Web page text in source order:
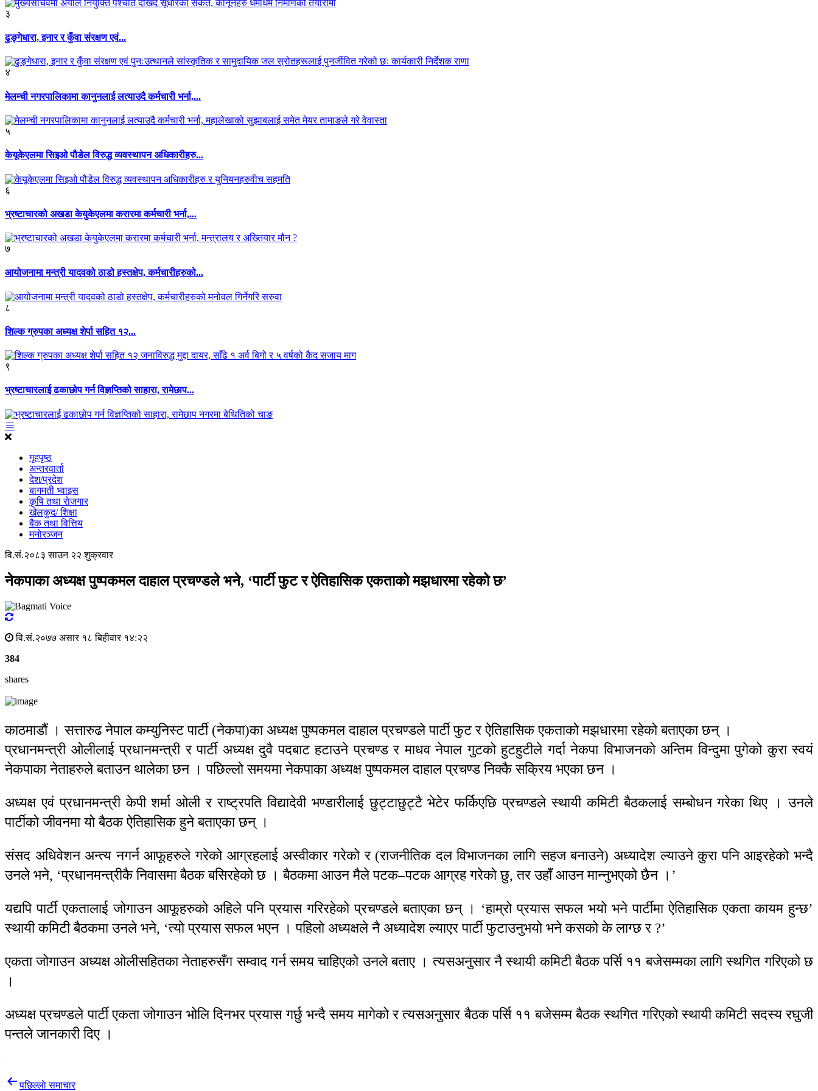
३
ढुङ्गेधारा, इनार र कुँवा संरक्षण एवं...
४
मेलम्ची नगरपालिकामा कानुनलाई लत्याउदै कर्मचारी भर्ना,...
५
केयूकेएलमा सिइओ पौडेल विरुद्ध व्यवस्थापन अधिकारीहरु...
६
भ्रष्टाचारको अखडा केयुकेएलमा करारमा कर्मचारी भर्ना,...
७
आयोजनामा मन्त्री यादवको ठाडो हस्तक्षेप, कर्मचारीहरुको...
८
शिल्क ग्रुपका अध्यक्ष शेर्पा सहित १२...
९
भ्रष्टाचारलाई ढकाछोप गर्न विज्ञप्तिको साहारा, रामेछाप...
गृहपृष्ठ
अन्तरवार्ता
देश/प्रदेश
बागमती भ्वाइस
कृृषि तथा राेजगार
खेलकुद/ शिक्षा
बैक तथा वित्तिय
मनोरञ्जन
वि.सं.२०८३ साउन २२ शुक्रवार
नेकपाका अध्यक्ष पुष्पकमल दाहाल प्रचण्डले भने, ‘पार्टी फुट र ऐतिहासिक एकताको मझधारमा रहेको छ’
वि.सं.२०७७ असार १८ बिहीवार १४:२२
384
shares
काठमाडौं । सत्तारुढ नेपाल कम्युनिस्ट पार्टी (नेकपा)का अध्यक्ष पुष्पकमल दाहाल प्रचण्डले पार्टी फुट र ऐतिहासिक एकताको मझधारमा रहेको बताएका छन् ।
प्रधानमन्त्री ओलीलाई प्रधानमन्त्री र पार्टी अध्यक्ष दुवै पदबाट हटाउने प्रचण्ड र माधव नेपाल गुटको हुटहुटीले गर्दा नेकपा विभाजनको अन्तिम विन्दुमा पुगेको कुरा स्वयं
नेकपाका नेताहरुले बताउन थालेका छन । पछिल्लो समयमा नेकपाका अध्यक्ष पुष्पकमल दाहाल प्रचण्ड निक्कै सक्रिय भएका छन ।
अध्यक्ष एवं प्रधानमन्त्री केपी शर्मा ओली र राष्ट्रपति विद्यादेवी भण्डारीलाई छुट्टाछुट्टै भेटेर फर्किएछि प्रचण्डले स्थायी कमिटी बैठकलाई सम्बोधन गरेका थिए । उनले
पार्टीको जीवनमा यो बैठक ऐतिहासिक हुने बताएका छन् ।
संसद अधिवेशन अन्त्य नगर्न आफूहरुले गरेको आग्रहलाई अस्वीकार गरेको र (राजनीतिक दल विभाजनका लागि सहज बनाउने) अध्यादेश ल्याउने कुरा पनि आइरहेको भन्दै
उनले भने, ‘प्रधानमन्त्रीकै निवासमा बैठक बसिरहेको छ । बैठकमा आउन मैले पटक–पटक आग्रह गरेको छु, तर उहाँ आउन मान्नुभएको छैन ।’
यद्यपि पार्टी एकतालाई जोगाउन आफूहरुको अहिले पनि प्रयास गरिरहेको प्रचण्डले बताएका छन् । ‘हाम्रो प्रयास सफल भयो भने पार्टीमा ऐतिहासिक एकता कायम हुन्छ’
स्थायी कमिटी बैठकमा उनले भने, ‘त्यो प्रयास सफल भएन । पहिलो अध्यक्षले नै अध्यादेश ल्याएर पार्टी फुटाउनुभयो भने कसको के लाग्छ र ?’
एकता जोगाउन अध्यक्ष ओलीसहितका नेताहरुसँग सम्वाद गर्न समय चाहिएको उनले बताए । त्यसअनुसार नै स्थायी कमिटी बैठक पर्सि ११ बजेसम्मका लागि स्थगित गरिएको छ
।
अध्यक्ष प्रचण्डले पार्टी एकता जोगाउन भोलि दिनभर प्रयास गर्छु भन्दै समय मागेको र त्यसअनुसार बैठक पर्सि ११ बजेसम्म बैठक स्थगित गरिएको स्थायी कमिटी सदस्य रघुजी
पन्तले जानकारी दिए ।
Postपछिल्लाे समाचार